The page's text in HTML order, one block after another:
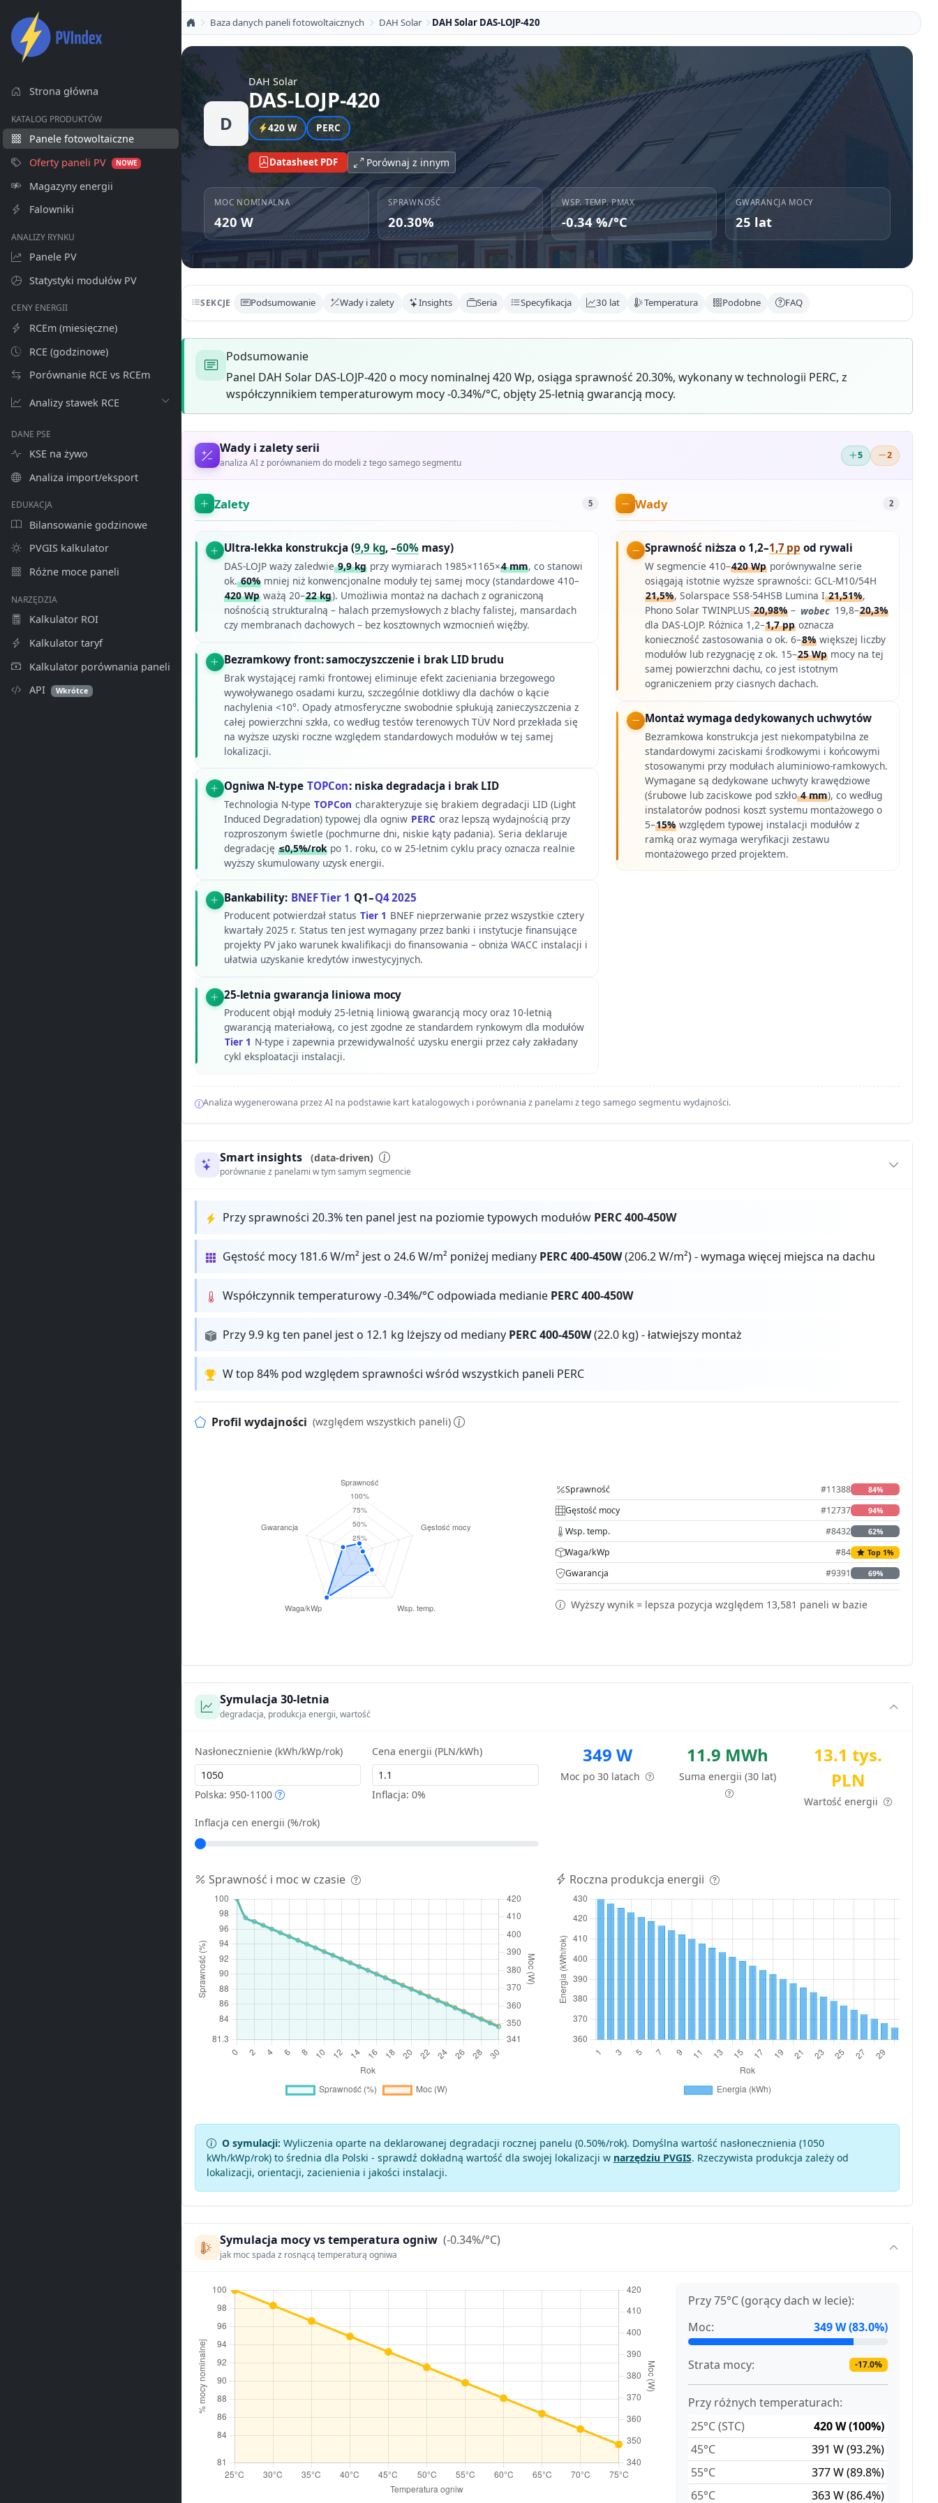
Strona główna
KATALOG PRODUKTÓW
Panele fotowoltaiczne
Oferty paneli PV
NOWE
Magazyny energii
Falowniki
ANALIZY RYNKU
Panele PV
Statystyki modułów PV
CENY ENERGII
RCEm (miesięczne)
RCE (godzinowe)
Porównanie RCE vs RCEm
Analizy stawek RCE
DANE PSE
KSE na żywo
Analiza import/eksport
EDUKACJA
Bilansowanie godzinowe
PVGIS kalkulator
Różne moce paneli
NARZĘDZIA
Kalkulator ROI
Kalkulator taryf
Kalkulator porównania paneli
API
Wkrótce
Baza danych paneli fotowoltaicznych DAH Solar DAH Solar DAS-LOJP-420
D
DAH Solar
DAS-LOJP-420
420 W PERC
Datasheet PDF Porównaj z innym
MOC NOMINALNA
420 W
SPRAWNOŚĆ
20.30%
WSP. TEMP. PMAX
-0.34 %/°C
GWARANCJA MOCY
25 lat
SEKCJE Podsumowanie Wady i zalety Insights Seria Specyfikacja 30 lat Temperatura Podobne FAQ
Podsumowanie
Panel DAH Solar DAS-LOJP-420 o mocy nominalnej 420 Wp, osiąga sprawność 20.30%, wykonany w technologii PERC, z
współczynnikiem temperaturowym mocy -0.34%/°C, objęty 25-letnią gwarancją mocy.
Wady i zalety serii
analiza AI z porównaniem do modeli z tego samego segmentu
5 2
Zalety 5
Ultra-lekka konstrukcja (9,9 kg, –60% masy)
DAS-LOJP waży zaledwie9,9 kgprzy wymiarach 1985×1165×4 mm, co stanowi
ok.60%mniej niż konwencjonalne moduły tej samej mocy (standardowe 410–
420 Wpważą 20–22 kg). Umożliwia montaż na dachach z ograniczoną
nośnością strukturalną – halach przemysłowych z blachy falistej, mansardach
czy membranach dachowych – bez kosztownych wzmocnień więźby.
Bezramkowy front: samoczyszczenie i brak LID brudu
Brak wystającej ramki frontowej eliminuje efekt zacieniania brzegowego
wywoływanego osadami kurzu, szczególnie dotkliwy dla dachów o kącie
nachylenia <10°. Opady atmosferyczne swobodnie spłukują zanieczyszczenia z
całej powierzchni szkła, co według testów terenowych TÜV Nord przekłada się
na wyższe uzyski roczne względem standardowych modułów w tej samej
lokalizacji.
Ogniwa N-type TOPCon: niska degradacja i brak LID
Technologia N-type TOPCon charakteryzuje się brakiem degradacji LID (Light
Induced Degradation) typowej dla ogniw PERC oraz lepszą wydajnością przy
rozproszonym świetle (pochmurne dni, niskie kąty padania). Seria deklaruje
degradację ≤0,5%/rokpo 1. roku, co w 25-letnim cyklu pracy oznacza realnie
wyższy skumulowany uzysk energii.
Bankability: BNEF Tier 1 Q1–Q4 2025
Producent potwierdzał status Tier 1 BNEF nieprzerwanie przez wszystkie cztery
kwartały 2025 r. Status ten jest wymagany przez banki i instytucje finansujące
projekty PV jako warunek kwalifikacji do finansowania – obniża WACC instalacji i
ułatwia uzyskanie kredytów inwestycyjnych.
25-letnia gwarancja liniowa mocy
Producent objął moduły 25-letnią liniową gwarancją mocy oraz 10-letnią
gwarancją materiałową, co jest zgodne ze standardem rynkowym dla modułów
Tier 1 N-type i zapewnia przewidywalność uzysku energii przez cały zakładany
cykl eksploatacji instalacji.
Wady 2
Sprawność niższa o 1,2–1,7 pp od rywali
W segmencie 410–420 Wp porównywalne serie
osiągają istotnie wyższe sprawności: GCL-M10/54H
21,5%, Solarspace SS8-54HSB Lumina I21,51%,
Phono Solar TWINPLUS20,98% – wobec 19,8–20,3%
dla DAS-LOJP. Różnica 1,2–1,7 pp oznacza
konieczność zastosowania o ok. 6–8% większej liczby
modułów lub rezygnację z ok. 15–25 Wp mocy na tej
samej powierzchni dachu, co jest istotnym
ograniczeniem przy ciasnych dachach.
Montaż wymaga dedykowanych uchwytów
Bezramkowa konstrukcja jest niekompatybilna ze
standardowymi zaciskami środkowymi i końcowymi
stosowanymi przy modułach aluminiowo-ramkowych.
Wymagane są dedykowane uchwyty krawędziowe
(śrubowe lub zaciskowe pod szkło4 mm), co według
instalatorów podnosi koszt systemu montażowego o
5–15% względem typowej instalacji modułów z
ramką oraz wymaga weryfikacji zestawu
montażowego przed projektem.
Analiza wygenerowana przez AI na podstawie kart katalogowych i porównania z panelami z tego samego segmentu wydajności.
Smart insights (data-driven)
porównanie z panelami w tym samym segmencie
Przy sprawności 20.3% ten panel jest na poziomie typowych modułów PERC 400-450W
Gęstość mocy 181.6 W/m² jest o 24.6 W/m² poniżej mediany PERC 400-450W(206.2 W/m²) - wymaga więcej miejsca na dachu
Współczynnik temperaturowy -0.34%/°C odpowiada medianie PERC 400-450W
Przy 9.9 kg ten panel jest o 12.1 kg lżejszy od mediany PERC 400-450W(22.0 kg) - łatwiejszy montaż
W top 84% pod względem sprawności wśród wszystkich paneli PERC
Profil wydajności (względem wszystkich paneli)
Sprawność #11388 84%
Gęstość mocy #12737 94%
Wsp. temp. #8432 62%
Waga/kWp #84 Top 1%
Gwarancja #9391 69%
Wyższy wynik = lepsza pozycja względem 13,581 paneli w bazie
Symulacja 30-letnia
degradacja, produkcja energii, wartość
Nasłonecznienie (kWh/kWp/rok)
Polska: 950-1100
Cena energii (PLN/kWh)
Inflacja:0%
Inflacja cen energii (%/rok)
349 W
Moc po 30 latach
11.9 MWh
Suma energii (30 lat)
13.1 tys.
PLN
Wartość energii
Sprawność i moc w czasie Roczna produkcja energii
O symulacji: Wyliczenia oparte na deklarowanej degradacji rocznej panelu (0.50%/rok). Domyślna wartość nasłonecznienia (1050
kWh/kWp/rok) to średnia dla Polski - sprawdź dokładną wartość dla swojej lokalizacji w narzędziu PVGIS. Rzeczywista produkcja zależy od
lokalizacji, orientacji, zacienienia i jakości instalacji.
Symulacja mocy vs temperatura ogniw (-0.34%/°C)
jak moc spada z rosnącą temperaturą ogniwa
Przy 75°C (gorący dach w lecie):
Moc:
349 W (83.0%)
Strata mocy: -17.0%
Przy różnych temperaturach:
25°C (STC)
420 W (100%)
45°C
391 W (93.2%)
55°C
377 W (89.8%)
65°C
363 W (86.4%)